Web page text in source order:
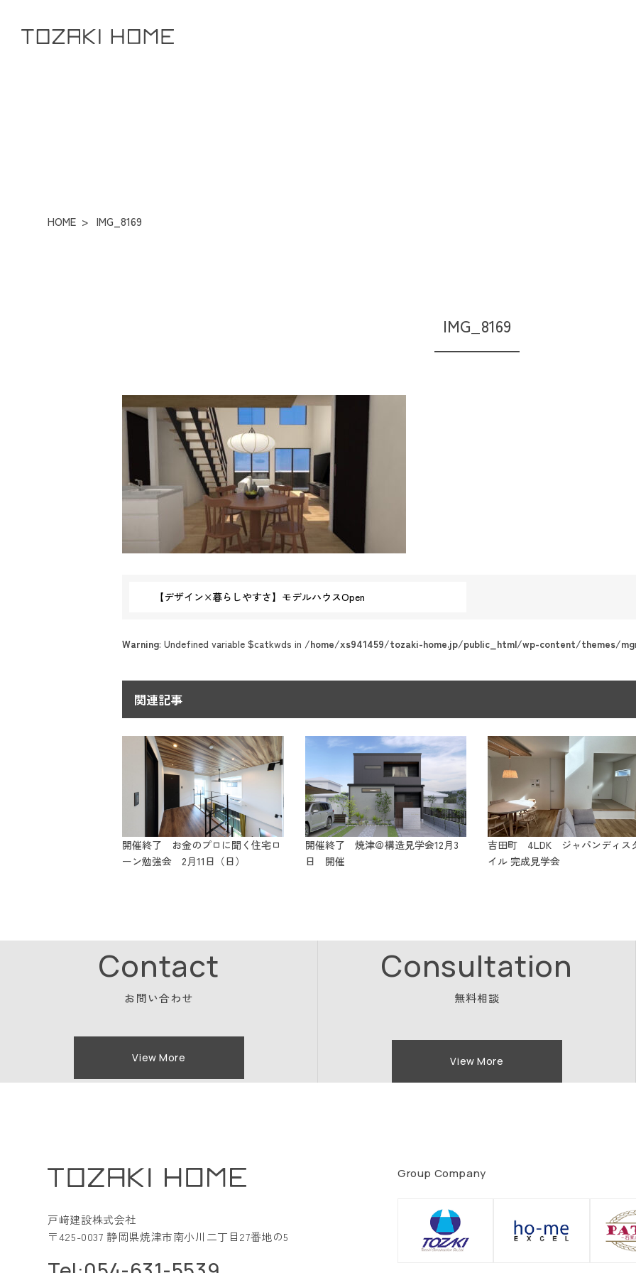
HOME >IMG_8169
IMG_8169
【デザイン×暮らしやすさ】モデルハウスOpen
Warning: Undefined variable $catkwds in /home/xs941459/tozaki-home.jp/public_html/wp-content/themes/
関連記事
開催終了 お金のプロに聞く住宅ロ
ーン勉強会 2月11日（日）
開催終了 焼津＠構造見学会12月3
日 開催
吉田町 4LDK ジャパンディス
イル 完成見学会
Contact
お問い合わせ
View More
Consultation
無料相談
View More
戸﨑建設株式会社
〒425-0037 静岡県焼津市南小川二丁目27番地の5
Group Company